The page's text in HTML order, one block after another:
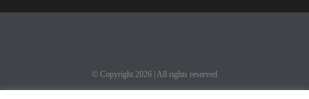
© Copyright 2026 | All rights reserved